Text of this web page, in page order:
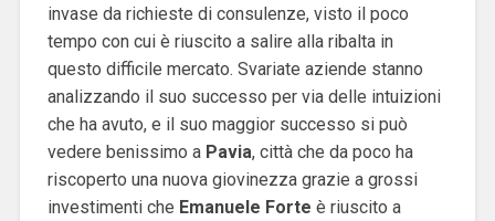
invase da richieste di consulenze, visto il poco
tempo con cui è riuscito a salire alla ribalta in
questo difficile mercato. Svariate aziende stanno
analizzando il suo successo per via delle intuizioni
che ha avuto, e il suo maggior successo si può
vedere benissimo a Pavia, città che da poco ha
riscoperto una nuova giovinezza grazie a grossi
investimenti che Emanuele Forte è riuscito a